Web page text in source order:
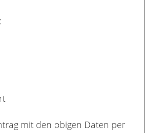
mit den obigen Daten per